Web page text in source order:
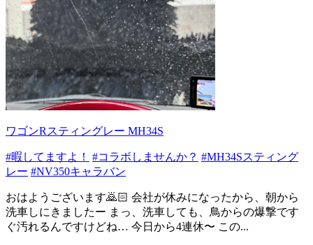
ワゴンRスティングレー MH34S
#暇してますよ！ #コラボしませんか？ #MH34Sスティング
レー #NV350キャラバン
おはようございます🙇🏻 会社が休みになったから、朝から
洗車しにきましたー まっ、洗車しても、鳥からの爆撃です
ぐ汚れるんですけどね… 今日から4連休〜 この...